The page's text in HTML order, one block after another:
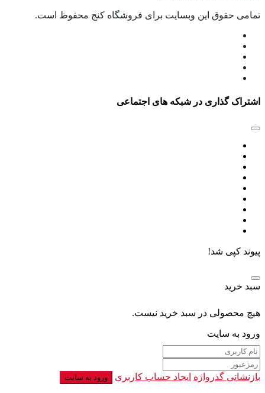
تمامی حقوق این وبسایت برای فروشگاه کنج محفوظ است.
اشتراک گذاری در شبکه های اجتماعی
پیوند کپی شد!
سبد خرید
هیچ محصولی در سبد خرید نیست.
ورود به سایت
بازنشانی گذرواژه ایجاد حساب کاربری ورود به سایت